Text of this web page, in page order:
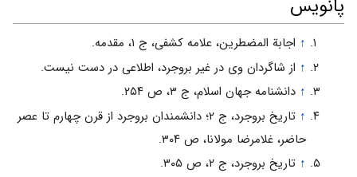
پانویس
↑ اجابة المضطرین، علامه کشفی، ج ۱، مقدمه.
↑ از شاگردان وی در غیر بروجرد، اطلاعی در دست نیست.
↑ دانشنامه جهان اسلام، ج ۳، ص ۲۵۴.
↑
تاریخ بروجرد، ج ۲؛ دانشمندان بروجرد از قرن چهارم تا عصر
حاضر، غلامرضا مولانا، ص ۳۰۴.
↑ تاریخ بروجرد، ج ۲، ص ۳۰۵.